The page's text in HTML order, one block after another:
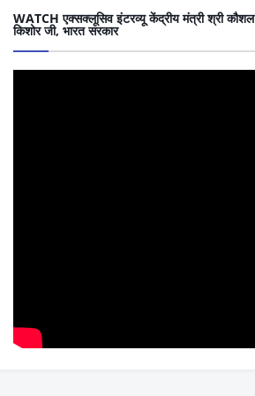
WATCH एक्सक्लूसिव इंटरव्यू केंद्रीय मंत्री श्री कौशल
किशोर जी, भारत सरकार